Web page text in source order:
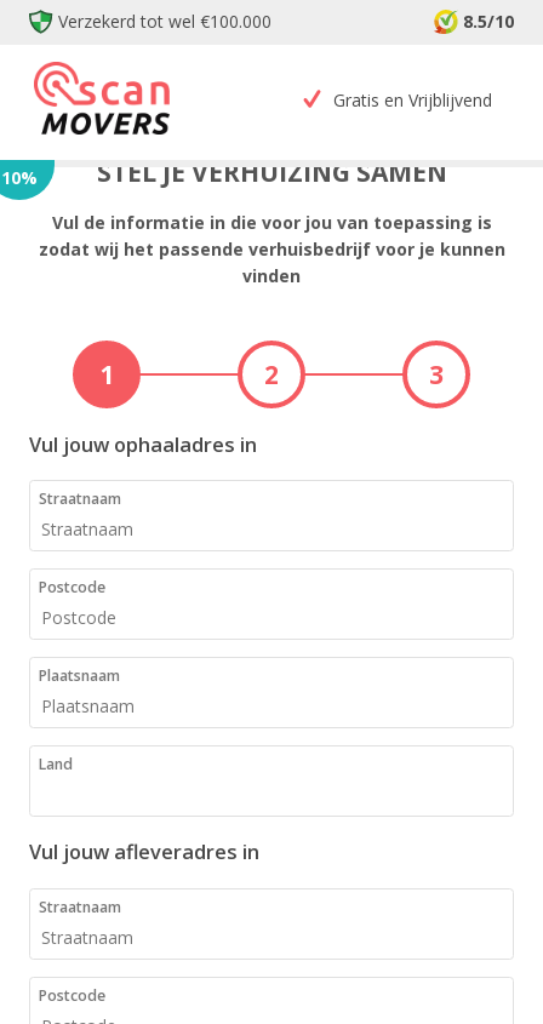
Verzekerd tot wel €100.000 8.5/10
Gratis en Vrijblijvend
10% STEL JE VERHUIZING SAMEN
Vul de informatie in die voor jou van toepassing is
zodat wij het passende verhuisbedrijf voor je kunnen
vinden
1 2 3
Vul jouw ophaaladres in
Straatnaam
Postcode
Plaatsnaam
Land
Vul jouw afleveradres in
Straatnaam
Postcode